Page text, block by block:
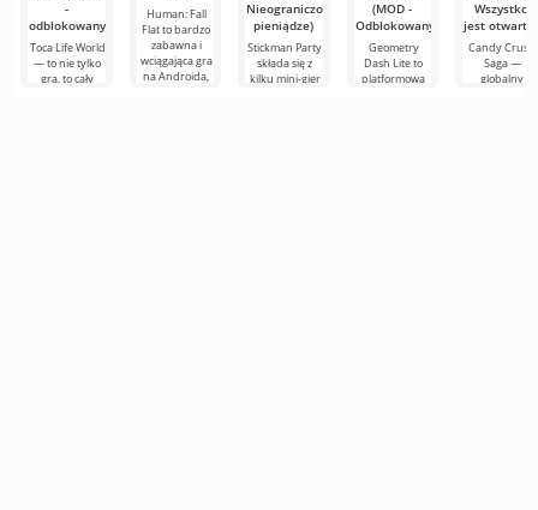
-
odblokowany)
Toca Life World
— to nie tylko
gra, to cały
Human: Fall
Flat to bardzo
zabawna i
wciągająca gra
na Androida,
Nieograniczone
pieniądze)
Stickman Party
składa się z
kilku mini-gier
(MOD -
Odblokowany)
Geometry
Dash Lite to
platformowa
Wszystko
jest otwarte)
Candy Crush
Saga —
globalny